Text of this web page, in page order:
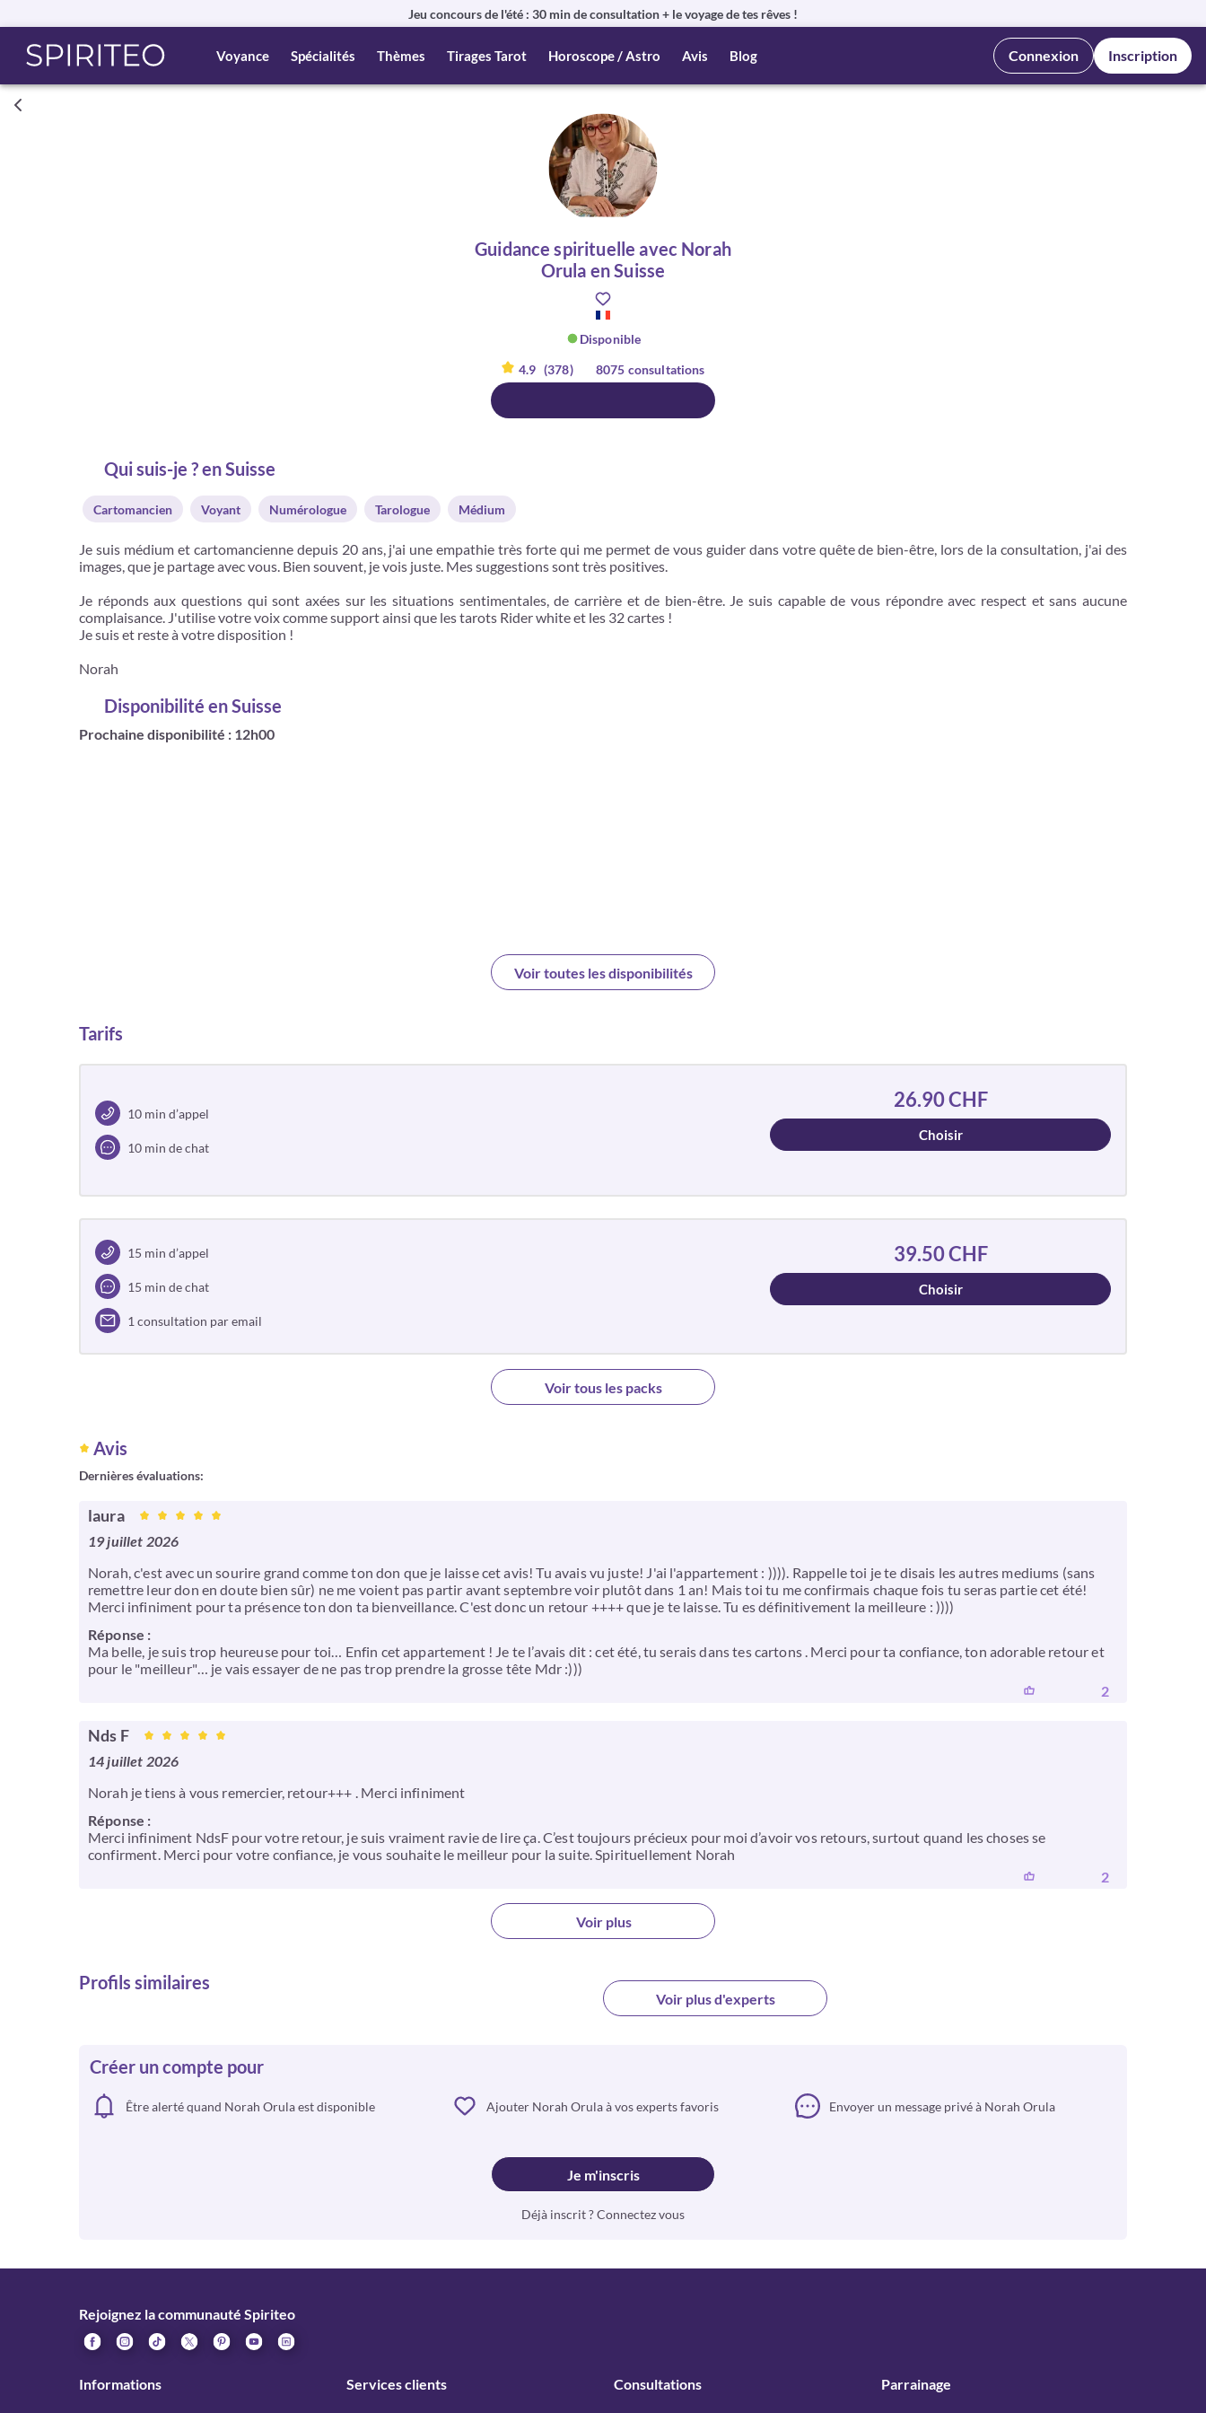
Jeu concours de l'été : 30 min de consultation + le voyage de tes rêves !
Voyance Spécialités Thèmes Tirages Tarot Horoscope / Astro Avis Blog Connexion Inscription
Guidance spirituelle avec Norah
Orula en Suisse
Disponible
4.9 (378) 8075 consultations
Qui suis-je ? en Suisse
Cartomancien Voyant Numérologue Tarologue Médium
Je suis médium et cartomancienne depuis 20 ans, j'ai une empathie très forte qui me permet de vous guider dans votre quête de bien-être, lors de la consultation, j'ai des
images, que je partage avec vous. Bien souvent, je vois juste. Mes suggestions sont très positives.
Je réponds aux questions qui sont axées sur les situations sentimentales, de carrière et de bien-être. Je suis capable de vous répondre avec respect et sans aucune
complaisance. J'utilise votre voix comme support ainsi que les tarots Rider white et les 32 cartes !
Je suis et reste à votre disposition !
Norah
Disponibilité en Suisse
Prochaine disponibilité : 12h00
Voir toutes les disponibilités
Tarifs
10 min d’appel
10 min de chat
26.90 CHF
Choisir
15 min d’appel
15 min de chat
1 consultation par email
39.50 CHF
Choisir
Voir tous les packs
Avis
Dernières évaluations:
laura
19 juillet 2026
Norah, c'est avec un sourire grand comme ton don que je laisse cet avis! Tu avais vu juste! J'ai l'appartement : )))). Rappelle toi je te disais les autres mediums (sans
remettre leur don en doute bien sûr) ne me voient pas partir avant septembre voir plutôt dans 1 an! Mais toi tu me confirmais chaque fois tu seras partie cet été!
Merci infiniment pour ta présence ton don ta bienveillance. C'est donc un retour ++++ que je te laisse. Tu es définitivement la meilleure : ))))
Réponse :
Ma belle, je suis trop heureuse pour toi… Enfin cet appartement ! Je te l’avais dit : cet été, tu serais dans tes cartons . Merci pour ta confiance, ton adorable retour et
pour le "meilleur"… je vais essayer de ne pas trop prendre la grosse tête Mdr :)))
2
Nds F
14 juillet 2026
Norah je tiens à vous remercier, retour+++ . Merci infiniment
Réponse :
Merci infiniment NdsF pour votre retour, je suis vraiment ravie de lire ça. C’est toujours précieux pour moi d’avoir vos retours, surtout quand les choses se
confirment. Merci pour votre confiance, je vous souhaite le meilleur pour la suite. Spirituellement Norah
2
Voir plus
Profils similaires
Voir plus d'experts
Créer un compte pour
Être alerté quand Norah Orula est disponible Ajouter Norah Orula à vos experts favoris Envoyer un message privé à Norah Orula
Je m'inscris
Déjà inscrit ? Connectez vous
Rejoignez la communauté Spiriteo
Informations Services clients Consultations Parrainage